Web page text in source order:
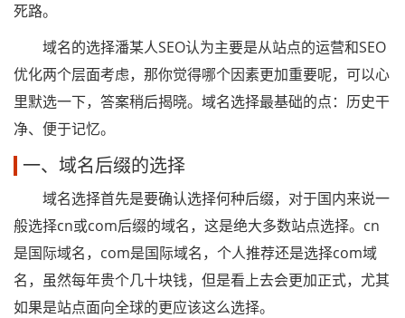
死路。
域名的选择潘某人SEO认为主要是从站点的运营和SEO
优化两个层面考虑，那你觉得哪个因素更加重要呢，可以心
里默选一下，答案稍后揭晓。域名选择最基础的点：历史干
净、便于记忆。
一、域名后缀的选择
域名选择首先是要确认选择何种后缀，对于国内来说一
般选择cn或com后缀的域名，这是绝大多数站点选择。cn
是国际域名，com是国际域名，个人推荐还是选择com域
名，虽然每年贵个几十块钱，但是看上去会更加正式，尤其
如果是站点面向全球的更应该这么选择。